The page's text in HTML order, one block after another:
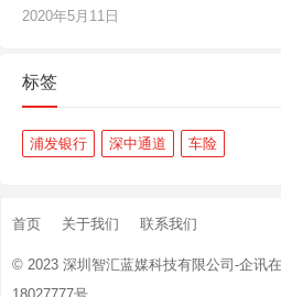
2020年5月11日
标签
浦发银行 深中通道 车险
首页 关于我们 联系我们
© 2023 深圳智汇蓝媒科技有限公司-企讯